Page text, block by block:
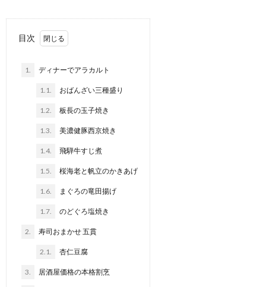
目次
1. ディナーでアラカルト
1.1. おばんざい三種盛り
1.2. 板長の玉子焼き
1.3. 美濃健豚西京焼き
1.4. 飛騨牛すじ煮
1.5. 桜海老と帆立のかきあげ
1.6. まぐろの竜田揚げ
1.7. のどぐろ塩焼き
2. 寿司おまかせ 五貫
2.1. 杏仁豆腐
3. 居酒屋価格の本格割烹